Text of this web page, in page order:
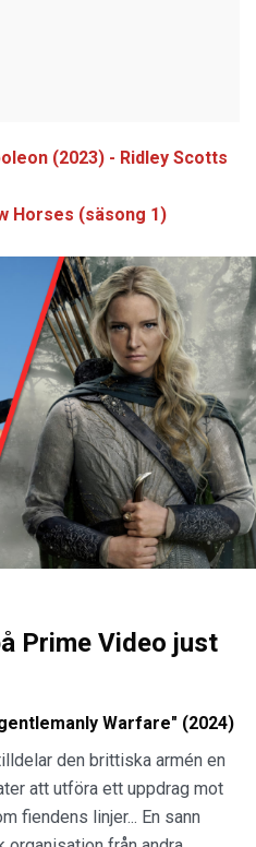
(2023) - Ridley Scotts
Horses (säsong 1)
Prime Video just
Warfare" (2024)
den brittiska armén en
att utföra ett uppdrag mot
fiendens linjer... En sann